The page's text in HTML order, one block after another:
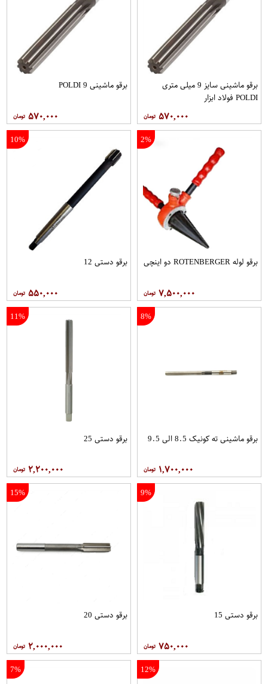
برقو ماشینی سایز 9 میلی متری
POLDI فولاد ابزار
۵۷۰,۰۰۰
برقو ماشینی 9 POLDI
۵۷۰,۰۰۰
2%
برقو لوله ROTENBERGER دو اینچی
۷,۵۰۰,۰۰۰
10%
برقو دستی 12
۵۵۰,۰۰۰
8%
برقو ماشینی ته کونیک 8.5 الی 9.5
۱,۷۰۰,۰۰۰
11%
برقو دستی 25
۲,۲۰۰,۰۰۰
9%
برقو دستی 15
۷۵۰,۰۰۰
15%
برقو دستی 20
۲,۰۰۰,۰۰۰
12%
7%